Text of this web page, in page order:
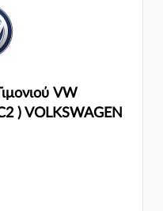
VW
) VOLKSWAGEN